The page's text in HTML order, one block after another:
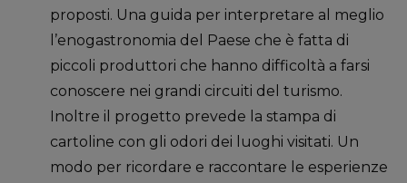
proposti. Una guida per interpretare al meglio
l’enogastronomia del Paese che è fatta di
piccoli produttori che hanno difficoltà a farsi
conoscere nei grandi circuiti del turismo.
Inoltre il progetto prevede la stampa di
cartoline con gli odori dei luoghi visitati. Un
modo per ricordare e raccontare le esperienze